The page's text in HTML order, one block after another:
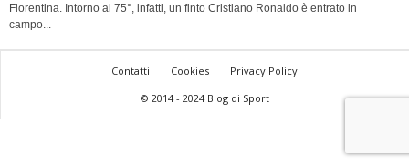
Fiorentina. Intorno al 75°, infatti, un finto Cristiano Ronaldo è entrato in
campo...
Contatti Cookies
Privacy Policy
© 2014 - 2024 Blog di Sport